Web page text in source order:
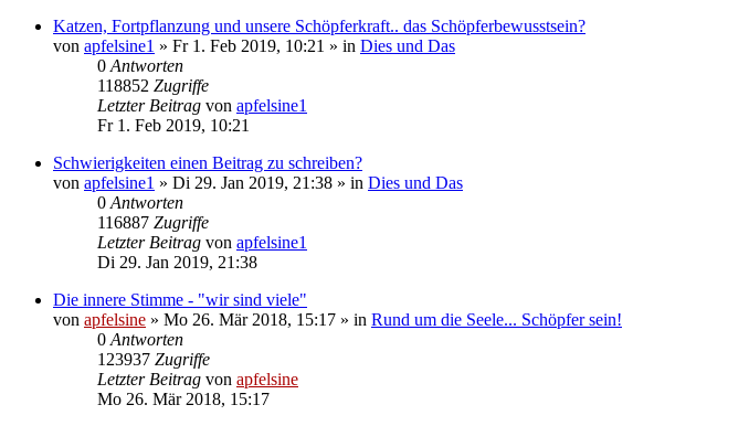
Katzen, Fortpflanzung und unsere Schöpferkraft.. das Schöpferbewusstsein?
von apfelsine1 » Fr 1. Feb 2019, 10:21 » in Dies und Das
0Antworten
118852 Zugriffe
Letzter Beitrag von apfelsine1
Fr 1. Feb 2019, 10:21
Schwierigkeiten einen Beitrag zu schreiben?
von apfelsine1 » Di 29. Jan 2019, 21:38 » in Dies und Das
0Antworten
116887 Zugriffe
Letzter Beitrag von apfelsine1
Di 29. Jan 2019, 21:38
Die innere Stimme - "wir sind viele"
von apfelsine » Mo 26. Mär 2018, 15:17 » in Rund um die Seele... Schöpfer sein!
0Antworten
123937 Zugriffe
Letzter Beitrag von apfelsine
Mo 26. Mär 2018, 15:17